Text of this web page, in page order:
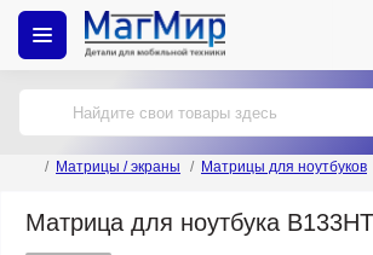
Матрицы / экраны Матрицы для ноутбуков
Матрица для ноутбука